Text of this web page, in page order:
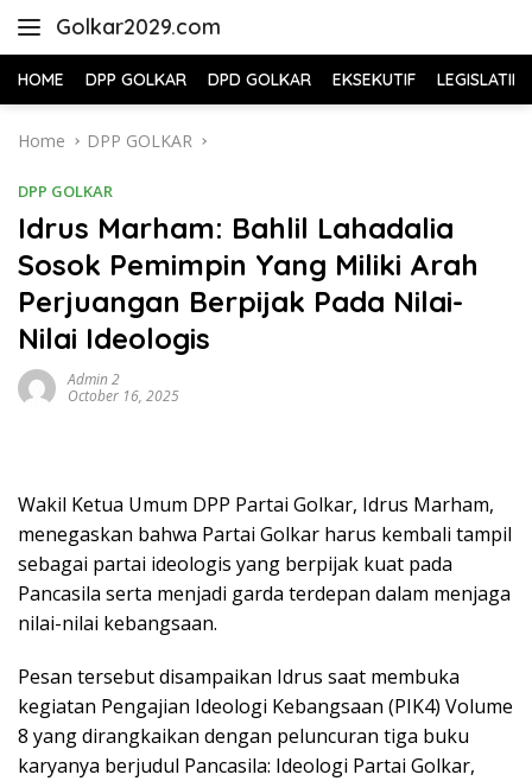
Golkar2029.com
HOME DPP GOLKAR DPD GOLKAR EKSEKUTIF LEGISLATIF
Home DPP GOLKAR
DPP GOLKAR
Idrus Marham: Bahlil Lahadalia
Sosok Pemimpin Yang Miliki Arah
Perjuangan Berpijak Pada Nilai-
Nilai Ideologis
Admin 2
October 16, 2025
Wakil Ketua Umum DPP Partai Golkar, Idrus Marham,
menegaskan bahwa Partai Golkar harus kembali tampil
sebagai partai ideologis yang berpijak kuat pada
Pancasila serta menjadi garda terdepan dalam menjaga
nilai-nilai kebangsaan.
Pesan tersebut disampaikan Idrus saat membuka
kegiatan Pengajian Ideologi Kebangsaan (PIK4) Volume
8 yang dirangkaikan dengan peluncuran tiga buku
karyanya berjudul Pancasila: Ideologi Partai Golkar,